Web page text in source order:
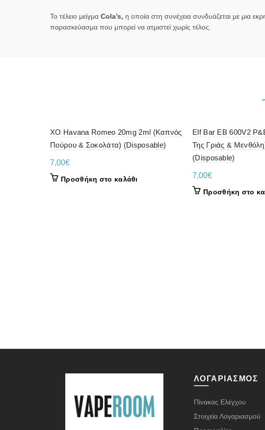
Το τέλειο μείγμα Cola’s, η οποία στη συνέχεια συνδυάζεται με μια
παρασκεύασμα που μπορεί να ατμιστεί χωρίς τέλος.
XO Havana Romeo 20mg 2ml (Καπνός
Πούρου & Σοκολάτα) (Disposable)
7,00€
Προσθήκη στο καλάθι
Elf Bar EB 600V2
Της Γριάς &
(Disposable)
7,00€
Προσθήκη στο
ΛΟΓΑΡΙΑΣΜΌΣ
Πίνακας Ελέγχου
Στοιχεία Λογαριασμού